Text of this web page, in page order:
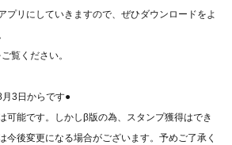
プリにしていきますので、ぜひダウンロードをよ
覧ください。
3日からです●
可能です。しかしβ版の為、スタンプ獲得はでき
今後変更になる場合がございます。予めご了承く